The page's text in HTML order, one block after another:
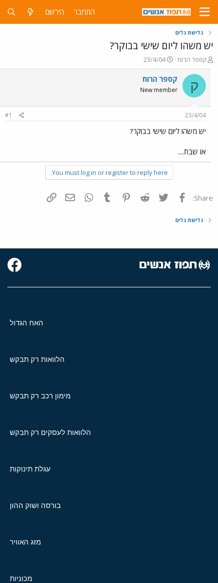
התחבר הירשם
גלישת גלים
יש משהו ליום שישי בבוקר?
פ
ו
ת
ח
ה
ש
א
קספר הרוח
פ
ו
ר
ם
ר
23/4/04
ק קספר הרוח
New member
23/4/04
#1
יש משהו ליום שישי בבוקר?
או שבת....
You must log in or register to reply here.
Share: פייסבוק Twitter
Reddit
Pinterest
Tumblr
WhatsAppדואר אלקטרוני
גלישת גלים
האח הגדול
הלוואות רק תבקש
מימון רכב רק תבקש
הלוואות לעסקים רק תבקש
עגלת תינוקות
בורסה ושוק ההון
מזג האוויר
מכוניות